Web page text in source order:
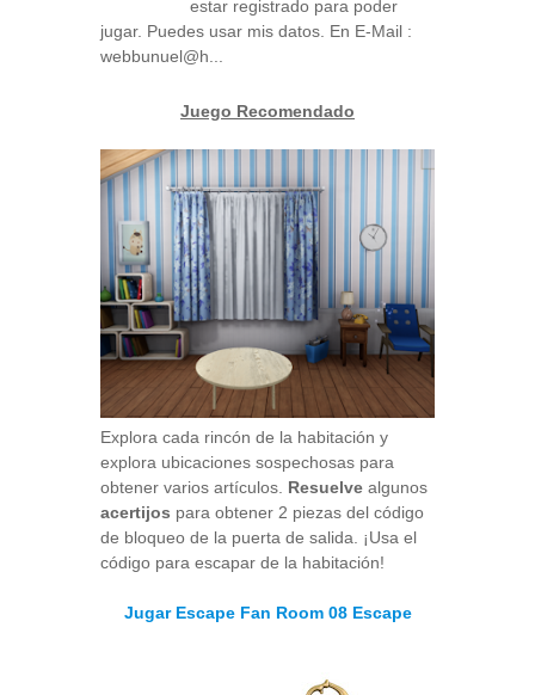
estar registrado para poder
jugar. Puedes usar mis datos. En E-Mail :
webbunuel@h...
Juego Recomendado
Explora cada rincón de la habitación y
explora ubicaciones sospechosas para
obtener varios artículos. Resuelve algunos
acertijos para obtener 2 piezas del código
de bloqueo de la puerta de salida. ¡Usa el
código para escapar de la habitación!
Jugar Escape Fan Room 08 Escape